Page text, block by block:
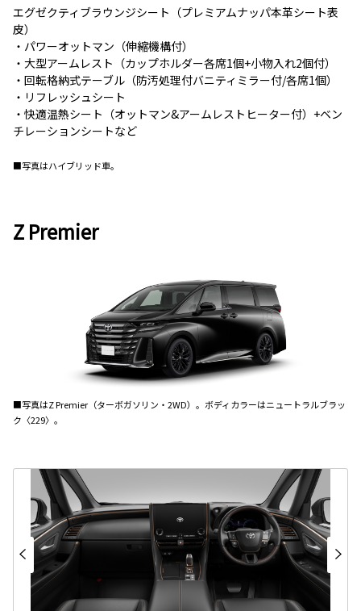
エグゼクティブラウンジシート（プレミアムナッパ本革シート表
皮）
・パワーオットマン（伸縮機構付）
・大型アームレスト（カップホルダー各席1個+小物入れ2個付）
・回転格納式テーブル（防汚処理付バニティミラー付/各席1個）
・リフレッシュシート
・快適温熱シート（オットマン&アームレストヒーター付）+ベン
チレーションシートなど
■写真はハイブリッド車。
Z Premier
■写真はZ Premier（ターボガソリン・2WD）。ボディカラーはニュートラルブラッ
ク〈229〉。